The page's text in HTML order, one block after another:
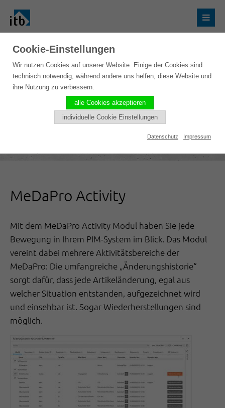
MeDaPro Activity
Mit dem MeDaPro Activity Modul haben Sie jede
Bewegung in Ihrem PIM-System im Blick. Das Modul
vereint dabei mehrere Aktivitätsbereiche der
MeDaPro: Die umfangreiche „Änderungshistorie“
sorgt dafür, dass jede Artikeländerung, egal aus
welcher Situation entstanden, aufgezeichnet wird
und einsehbar ist. Sogar Wiederherstellungen sind
möglich.
Cookie-Einstellungen
Wir nutzen Cookies auf unserer Website. Einige der Cookies sind
technisch notwendig, während andere uns helfen, diese Website und
ihre Nutzung zu verbessern.
alle Cookies akzeptieren
individuelle Cookie Einstellungen
Datenschutz Impressum